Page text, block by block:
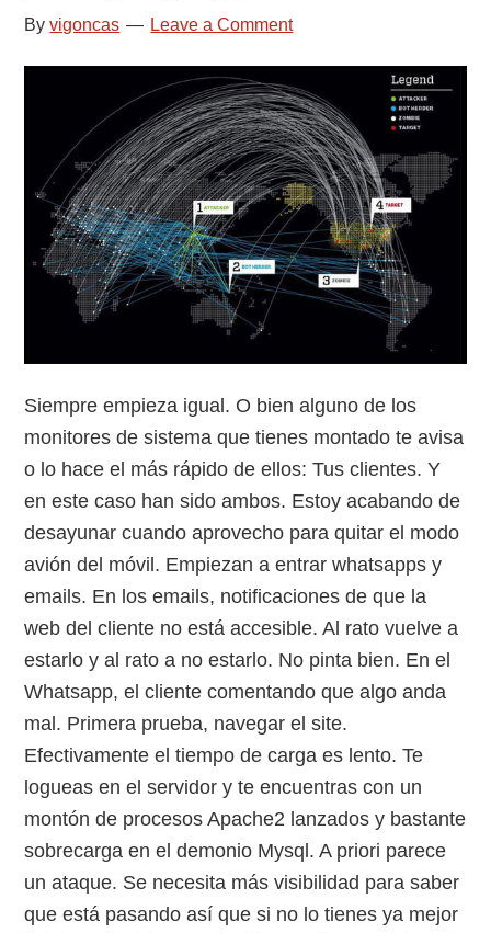
Byvigoncas Leave a Comment
Siempre empieza igual. O bien alguno de los
monitores de sistema que tienes montado te avisa
o lo hace el más rápido de ellos: Tus clientes. Y
en este caso han sido ambos. Estoy acabando de
desayunar cuando aprovecho para quitar el modo
avión del móvil. Empiezan a entrar whatsapps y
emails. En los emails, notificaciones de que la
web del cliente no está accesible. Al rato vuelve a
estarlo y al rato a no estarlo. No pinta bien. En el
Whatsapp, el cliente comentando que algo anda
mal. Primera prueba, navegar el site.
Efectivamente el tiempo de carga es lento. Te
logueas en el servidor y te encuentras con un
montón de procesos Apache2 lanzados y bastante
sobrecarga en el demonio Mysql. A priori parece
un ataque. Se necesita más visibilidad para saber
que está pasando así que si no lo tienes ya mejor